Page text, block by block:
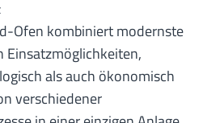
Ofen kombiniert modernste
Einsatzmöglichkeiten,
als auch ökonomisch
verschiedener